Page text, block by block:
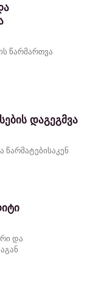
წარმართვა
დაგეგმვა
წარმატებისაკენ
და